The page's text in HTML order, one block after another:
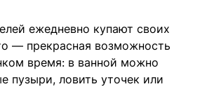
ежедневно купают своих
— прекрасная возможность
время: в ванной можно
пузыри, ловить уточек или